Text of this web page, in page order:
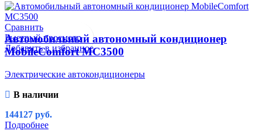
Сравнить
Быстрый просмотр
Добавить в избранное
Автомобильный автономный кондиционер
MobileComfort MC3500
Электрические автокондиционеры
В наличии
144127 руб.
Подробнее